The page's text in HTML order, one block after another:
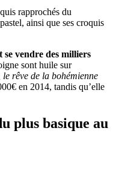
rapprochés du
ainsi que ses croquis
se vendre des milliers
sont huile sur
rêve de la bohémienne
en 2014, tandis qu’elle
plus basique au